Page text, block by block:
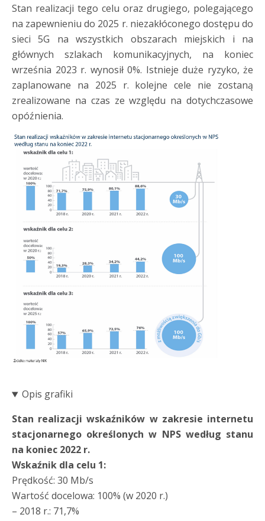
Stan realizacji tego celu oraz drugiego, polegającego
na zapewnieniu do 2025 r. niezakłóconego dostępu do
sieci 5G na wszystkich obszarach miejskich i na
głównych szlakach komunikacyjnych, na koniec
września 2023 r. wynosił 0%. Istnieje duże ryzyko, że
zaplanowane na 2025 r. kolejne cele nie zostaną
zrealizowane na czas ze względu na dotychczasowe
opóźnienia.
Opis grafiki
Stan realizacji wskaźników w zakresie internetu
stacjonarnego określonych w NPS według stanu
na koniec 2022 r.
Wskaźnik dla celu 1:
Prędkość: 30 Mb/s
Wartość docelowa: 100% (w 2020 r.)
– 2018 r.: 71,7%